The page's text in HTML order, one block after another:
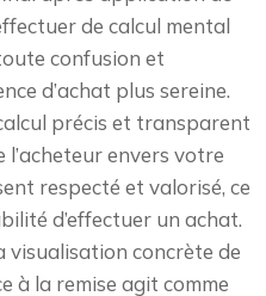
de calcul mental
confusion et
d’achat plus sereine.
précis et transparent
l’acheteur envers votre
respecté et valorisé, ce
d’effectuer un achat.
visualisation concrète de
à la remise agit comme